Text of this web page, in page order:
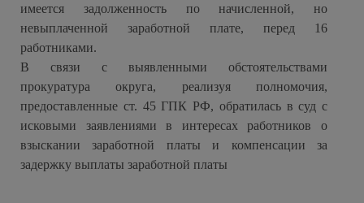
имеется задолженность по начисленной, но
невыплаченной заработной плате, перед 16
работниками.
В связи с выявленными обстоятельствами
прокуратура округа, реализуя полномочия,
предоставленные ст. 45 ГПК РФ, обратилась в суд с
исковыми заявлениями в интересах работников о
взыскании заработной платы и компенсации за
задержку выплаты заработной платы